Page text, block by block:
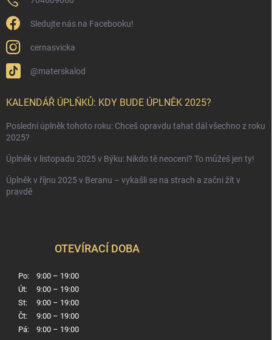
Sledujte nás na Facebooku!
cernasvicka
@materskalod
KALENDÁŘ ÚPLŇKŮ: KDY BUDE ÚPLNĚK 2025?
Poslední úplněk tohoto roku: Chceš opravdu tahat dál všechno z roku
2025?
Úplněk v listopadu 2025 v Býku: Nikdo tě neocení? To můžeš jen ty!
Úplněk v říjnu 2025 v Beranu – vykašli se na strach a začni žít v
pravdě
OTEVÍRACÍ DOBA
Po:
9:00 – 19:00
Út:
9:00 – 19:00
St:
9:00 – 19:00
Čt:
9:00 – 19:00
Pá:
9:00 – 19:00